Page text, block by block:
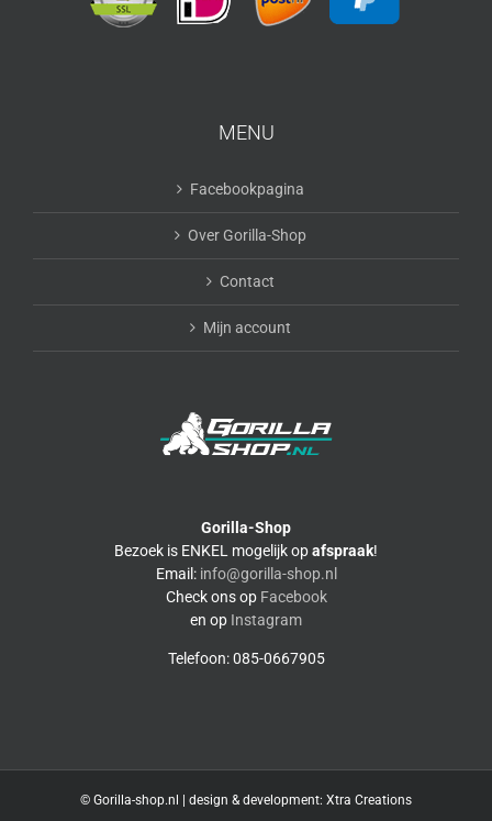
MENU
Facebookpagina
Over Gorilla-Shop
Contact
Mijn account
Gorilla-Shop
Bezoek is ENKEL mogelijk opafspraak!
Email: info@gorilla-shop.nl
Check ons op Facebook
en op Instagram
Telefoon: 085-0667905
© Gorilla-shop.nl | design & development: Xtra Creations